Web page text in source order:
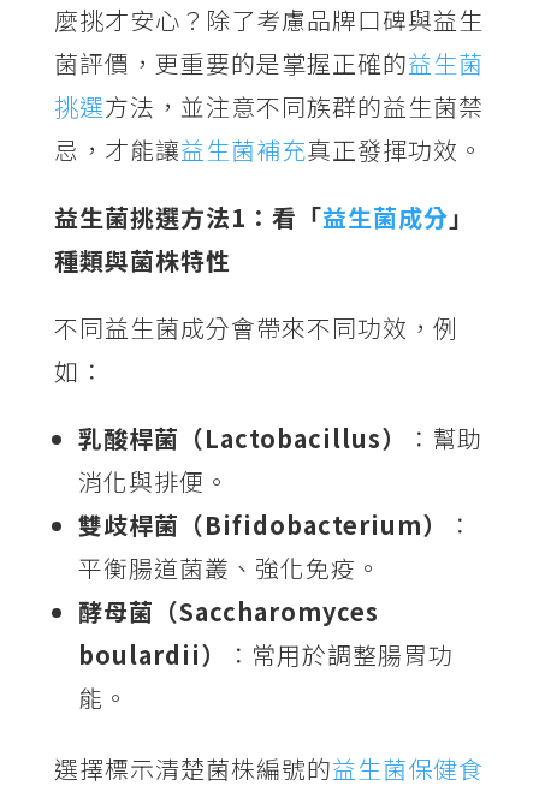
麼挑才安心？除了考慮品牌口碑與益生
菌評價，更重要的是掌握正確的益生菌
挑選方法，並注意不同族群的益生菌禁
忌，才能讓益生菌補充真正發揮功效。
益生菌挑選方法1：看「益生菌成分」
種類與菌株特性
不同益生菌成分會帶來不同功效，例
如：
乳酸桿菌（Lactobacillus）
：幫助
消化與排便。
雙歧桿菌（Bifidobacterium）
：
平衡腸道菌叢、強化免疫。
酵母菌（Saccharomyces
boulardii）
：常用於調整腸胃功
能。
選擇標示清楚菌株編號的益生菌保健食